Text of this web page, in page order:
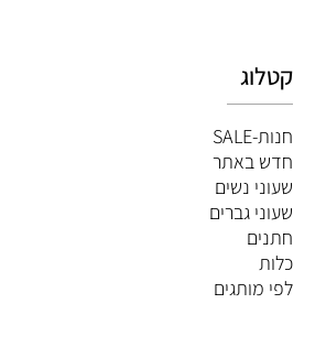
קטלוג
חנות-SALE
חדש באתר
שעוני נשים
שעוני גברים
חתנים
כלות
לפי מותגים